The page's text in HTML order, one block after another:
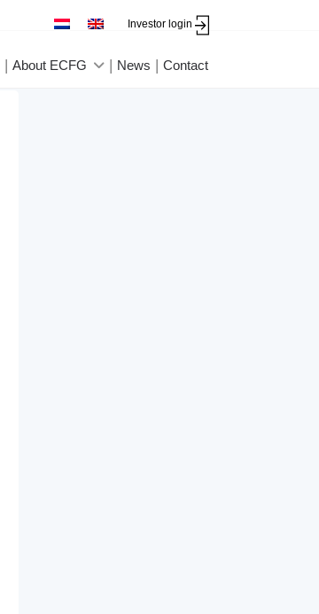
Investor login
About ECFG News Contact